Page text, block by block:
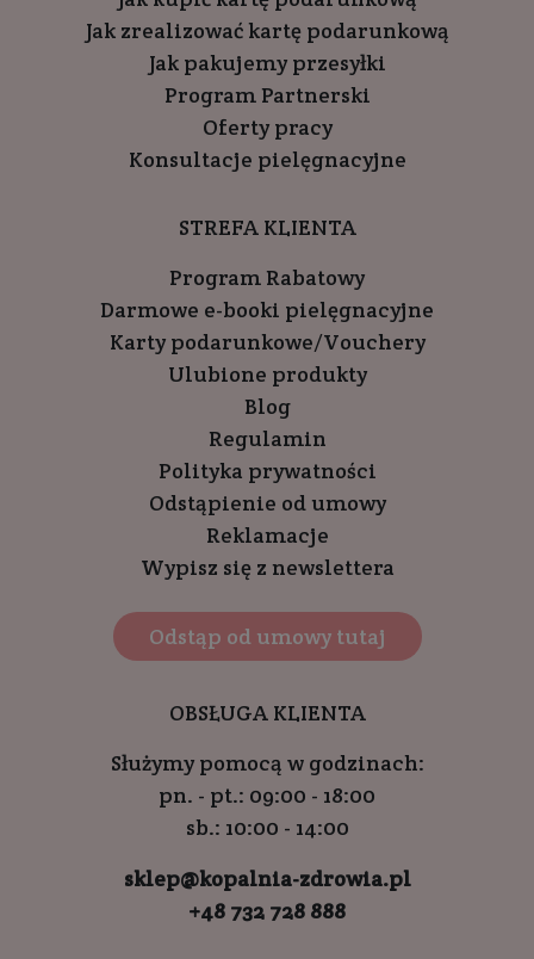
Jak zrealizować kartę podarunkową
Jak pakujemy przesyłki
Program Partnerski
Oferty pracy
Konsultacje pielęgnacyjne
STREFA KLIENTA
Program Rabatowy
Darmowe e-booki pielęgnacyjne
Karty podarunkowe/Vouchery
Ulubione produkty
Blog
Regulamin
Polityka prywatności
Odstąpienie od umowy
Reklamacje
Wypisz się z newslettera
Odstąp od umowy tutaj
OBSŁUGA KLIENTA
Służymy pomocą w godzinach:
pn. - pt.: 09:00 - 18:00
sb.: 10:00 - 14:00
sklep@kopalnia-zdrowia.pl
+48 732 728 888